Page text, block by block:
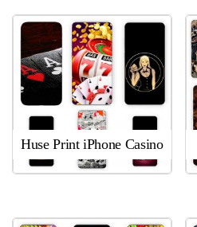
Huse Print iPhone Casino